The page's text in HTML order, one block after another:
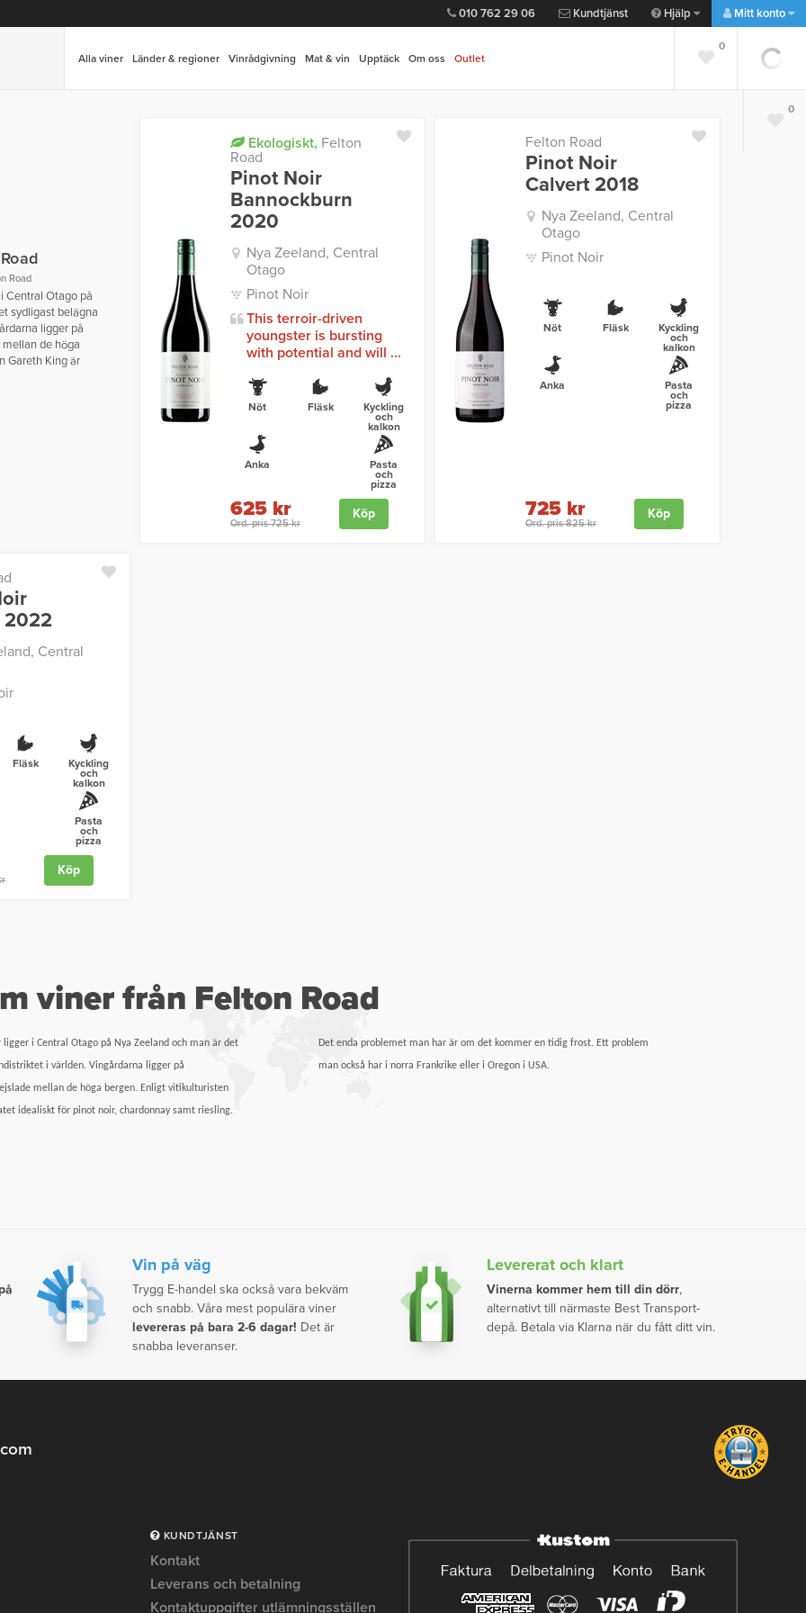
010 762 29 06 Kundtjänst Hjälp Mitt konto
Alla viner Länder & regioner Vinrådgivning Mat & vin Upptäck Om oss Outlet
0
0
Road
Central Otago på
sydligast belägna
ligger på
de höga
Gareth King är
Ekologiskt, Felton
Road
Pinot Noir
Bannockburn
2020
Nya Zeeland, Central
Otago
Pinot Noir
This terroir-driven
youngster is bursting
with potential and will ...
Nöt Fläsk Kyckling
och
kalkon
Anka Pasta
och
pizza
625 kr
Ord. pris 725 kr
Köp
Felton Road
Pinot Noir
Calvert 2018
Nya Zeeland, Central
Otago
Pinot Noir
Nöt Fläsk Kyckling
och
kalkon
Anka Pasta
och
pizza
725 kr
Ord. pris 825 kr
Köp
2022
Central
Fläsk Kyckling
och
kalkon
Pasta
och
pizza
Köp
viner från Felton Road
i världen. Vingårdarna ligger på
mellan de höga bergen. Enligt vitikulturisten
idealiskt för pinot noir, chardonnay samt riesling.
man också har i norra Frankrike eller i Oregon i USA.
Vin på väg
Trygg E-handel ska också vara bekväm
och snabb. Våra mest populära viner
levereras på bara 2-6 dagar! Det är
snabba leveranser.
Levererat och klart
Vinerna kommer hem till din dörr,
alternativt till närmaste Best Transport-
depå. Betala via Klarna när du fått ditt vin.
KUNDTJÄNST
Kontakt
Leverans och betalning
Kontaktuppgifter utlämningsställen